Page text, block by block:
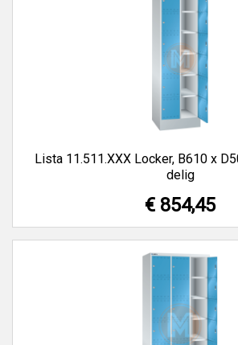
Lista 11.511.XXX Locker, B610 x
delig
€ 854,45